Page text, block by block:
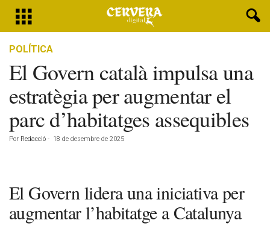
POLÍTICA
El Govern català impulsa una
estratègia per augmentar el
parc d’habitatges assequibles
Por Redacció - 18 de desembre de 2025
El Govern lidera una iniciativa per
augmentar l’habitatge a Catalunya